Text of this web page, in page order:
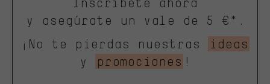
y asegúrate un vale de 5 €*.
¡No te pierdas nuestras
ideas
y
promociones !